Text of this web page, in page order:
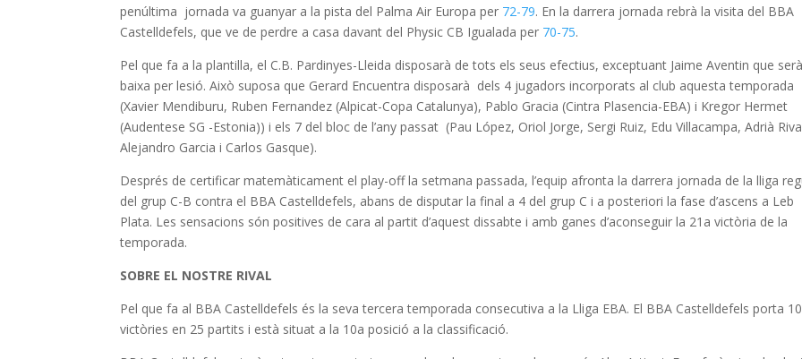
penúltima jornada va guanyar a la pista del Palma Air Europa per 72-79. En la darrera jornada rebrà la visita del BBA
Castelldefels, que ve de perdre a casa davant del Physic CB Igualada per 70-75.
Pel que fa a la plantilla, el C.B. Pardinyes-Lleida disposarà de tots els seus efectius, exceptuant Jaime Aventin que
baixa per lesió. Això suposa que Gerard Encuentra disposarà dels 4 jugadors incorporats al club aquesta temporada
(Xavier Mendiburu, Ruben Fernandez (Alpicat-Copa Catalunya), Pablo Gracia (Cintra Plasencia-EBA) i Kregor Hermet
(Audentese SG -Estonia)) i els 7 del bloc de l’any passat (Pau López, Oriol Jorge, Sergi Ruiz, Edu Villacampa, Adrià
Alejandro Garcia i Carlos Gasque).
Després de certificar matemàticament el play-off la setmana passada, l’equip afronta la darrera jornada de la lliga
del grup C-B contra el BBA Castelldefels, abans de disputar la final a 4 del grup C i a posteriori la fase d’ascens a Leb
Plata. Les sensacions són positives de cara al partit d’aquest dissabte i amb ganes d’aconseguir la 21a victòria de la
temporada.
SOBRE EL NOSTRE RIVAL
Pel que fa al BBA Castelldefels és la seva tercera temporada consecutiva a la Lliga EBA. El BBA Castelldefels porta 10
victòries en 25 partits i està situat a la 10a posició a la classificació.